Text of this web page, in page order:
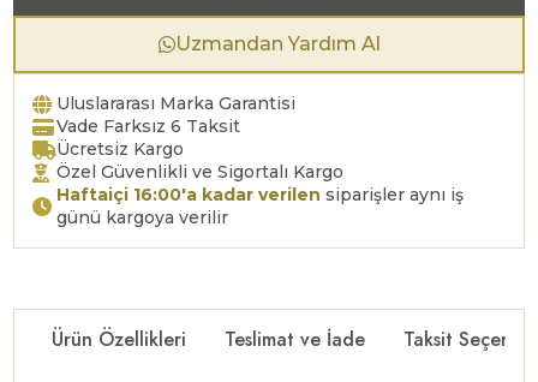
Uzmandan Yardım Al
Uluslararası Marka Garantisi
Vade Farksız 6 Taksit
Ücretsiz Kargo
Özel Güvenlikli ve Sigortalı Kargo
Haftaiçi 16:00'a kadar verilen siparişler aynı iş
günü kargoya verilir
Ürün Özellikleri Teslimat ve İade Taksit